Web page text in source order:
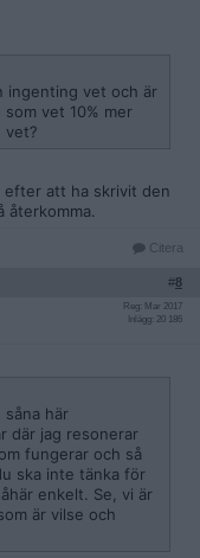
ingenting vet och är
vet 10% mer
vet?
efter att ha skrivit den
återkomma.
Citera
#8
Reg: Mar 2017
Inlägg: 20 186
här
där jag resonerar
fungerar och så
ska inte tänka för
enkelt. Se, vi är
är vilse och